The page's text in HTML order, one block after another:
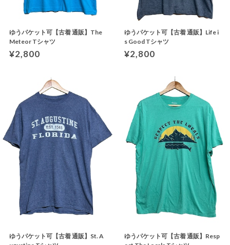
ゆうパケット可【古着 通販】The
Meteor Tシャツ
¥2,800
ゆうパケット可【古着 通販】Life i
s Good Tシャツ
¥2,800
ゆうパケット可【古着 通販】St. A
ゆうパケット可【古着 通販】Resp